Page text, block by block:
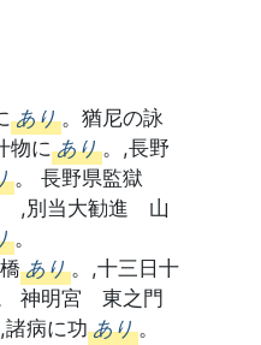
あり 。猶尼の詠
物に あり 。,長野
。 長野県監獄
,別当大勧進 山
。
あり 。,十三日十
神明宮 東之門
病に功あり 。